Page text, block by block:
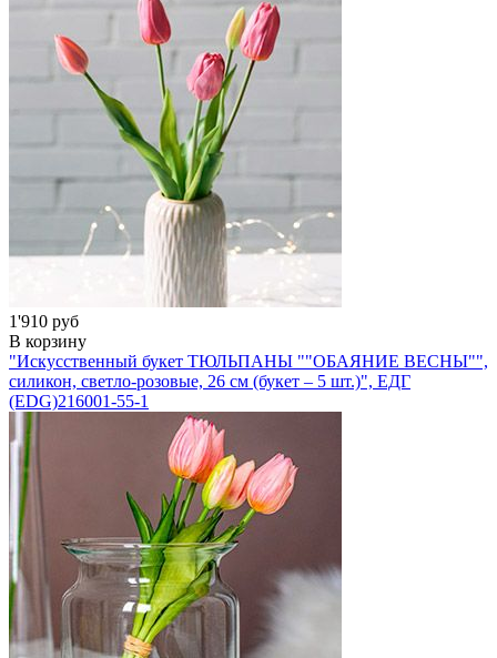
1'910 руб
В корзину
"Искусственный букет ТЮЛЬПАНЫ ""ОБАЯНИЕ ВЕСНЫ"",
силикон, светло-розовые, 26 см (букет – 5 шт.)", ЕДГ
(EDG)216001-55-1